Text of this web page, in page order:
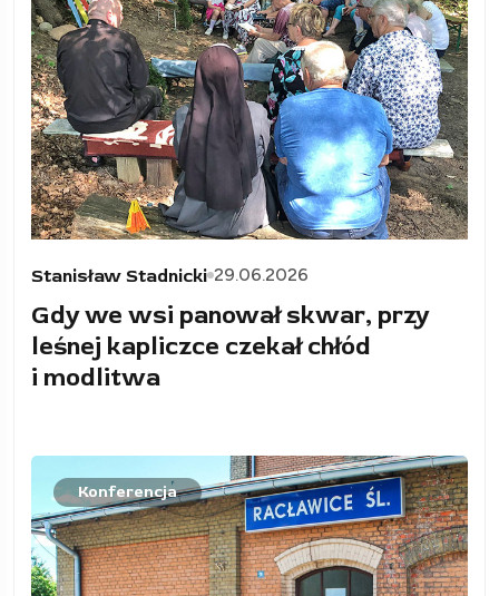
Stanisław Stadnicki 29.06.2026
Gdy we wsi panował skwar, przy
leśnej kapliczce czekał chłód
i modlitwa
Konferencja